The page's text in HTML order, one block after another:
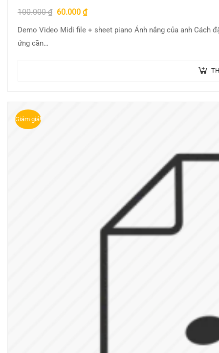
100.000₫ 60.000 ₫
Demo Video Midi file + sheet piano Ánh nắng của anh Cách
ứng cần…
Giảm giá!